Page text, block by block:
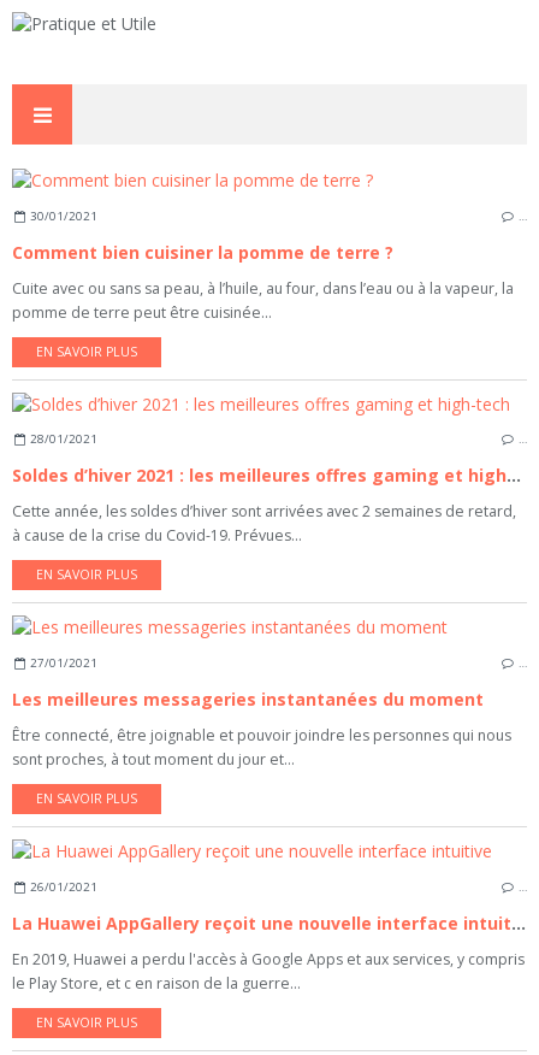
30/01/2021 …
Comment bien cuisiner la pomme de terre ?
Cuite avec ou sans sa peau, à l’huile, au four, dans l’eau ou à la vapeur, la
pomme de terre peut être cuisinée...
EN SAVOIR PLUS
28/01/2021 …
Soldes d’hiver 2021 : les meilleures offres gaming et high-tech
Cette année, les soldes d’hiver sont arrivées avec 2 semaines de retard,
à cause de la crise du Covid-19. Prévues...
EN SAVOIR PLUS
27/01/2021 …
Les meilleures messageries instantanées du moment
Être connecté, être joignable et pouvoir joindre les personnes qui nous
sont proches, à tout moment du jour et...
EN SAVOIR PLUS
26/01/2021
La Huawei AppGallery reçoit une nouvelle interface intuitive
En 2019, Huawei a perdu l'accès à Google Apps et aux services, y compris
le Play Store, et c en raison de la guerre...
EN SAVOIR PLUS